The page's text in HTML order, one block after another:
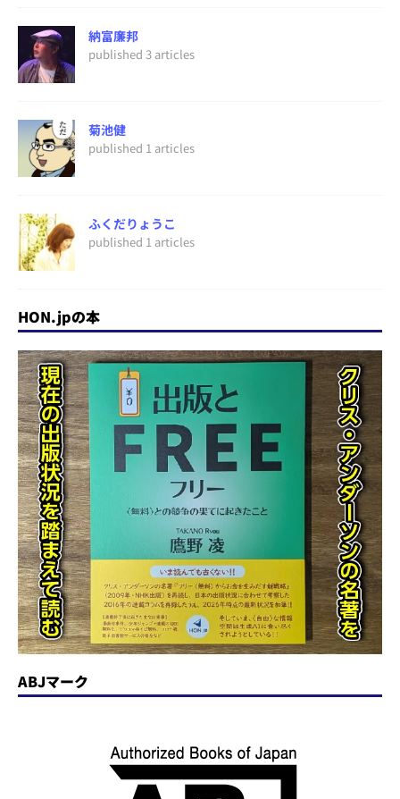
納富廉邦
published 3 articles
菊池健
published 1 articles
ふくだりょうこ
published 1 articles
HON.jpの本
ABJマーク